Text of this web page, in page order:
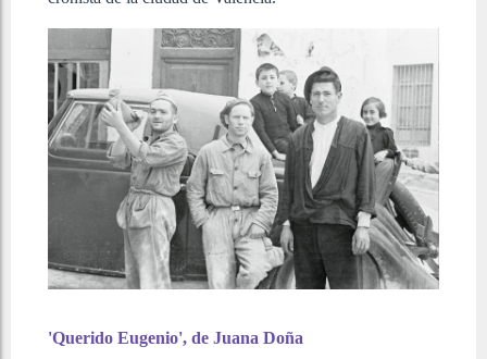
'Querido Eugenio', de Juana Doña